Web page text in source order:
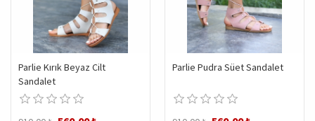
Parlie Kırık Beyaz Cilt
Sandalet
Parlie Pudra Süet Sandalet